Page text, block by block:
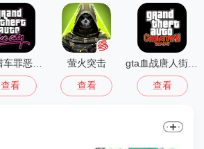
查看
萤火突击
查看 查看